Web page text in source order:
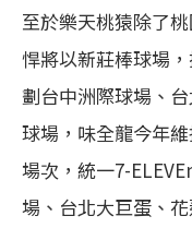
至於樂天桃猿除了
悍將以新莊棒球場
劃台中洲際球場、
球場，味全龍今年
場次，統一7-
場、台北大巨蛋、花